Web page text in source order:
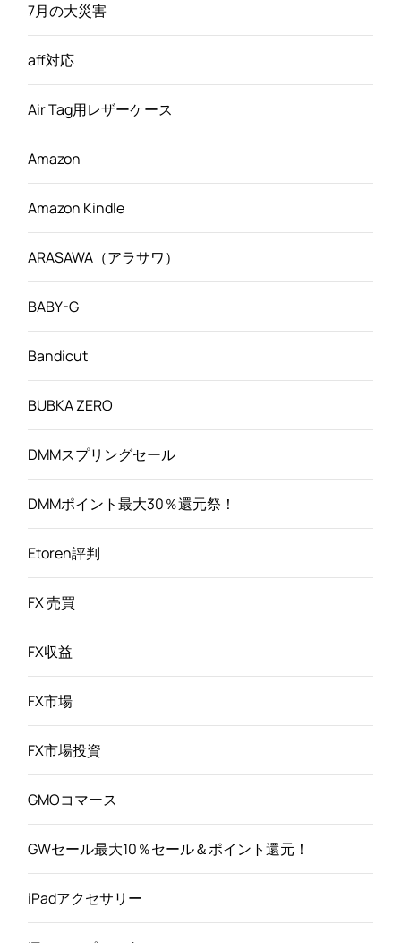
7月の大災害
aff対応
Air Tag用レザーケース
Amazon
Amazon Kindle
ARASAWA（アラサワ）
BABY-G
Bandicut
BUBKA ZERO
DMMスプリングセール
DMMポイント最大30％還元祭！
Etoren評判
FX 売買
FX収益
FX市場
FX市場投資
GMOコマース
GWセール最大10％セール＆ポイント還元！
iPadアクセサリー